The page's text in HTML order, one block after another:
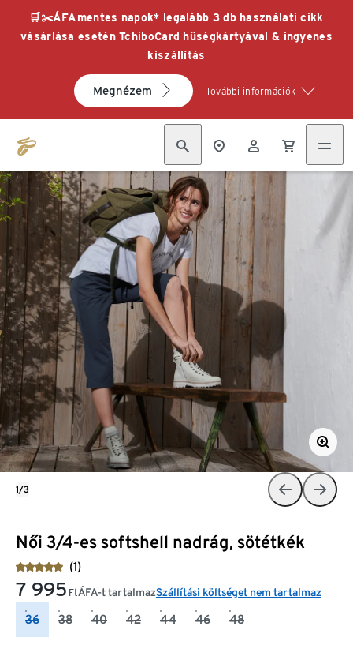
🛒✂️ÁFAmentes napok* legalább 3 db használati cikk
vásárlása esetén TchiboCard hűségkártyával & ingyenes
kiszállítás
Megnézem További információk
Női 3/4-es softshell nadrág, sötétkék
(1)
7 995 FtÁFA-t tartalmazSzállítási költséget nem tartalmaz
36 38 40 42 44 46 48
1/3